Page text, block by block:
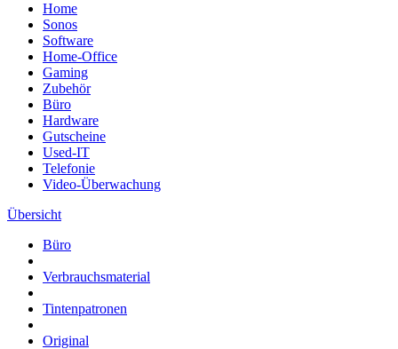
Home
Sonos
Software
Home-Office
Gaming
Zubehör
Büro
Hardware
Gutscheine
Used-IT
Telefonie
Video-Überwachung
Übersicht
Büro
Verbrauchsmaterial
Tintenpatronen
Original